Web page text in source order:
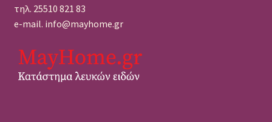
τηλ. 25510 821 83
e-mail. info@mayhome.gr